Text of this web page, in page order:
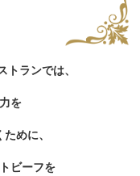
トランでは、
を
めに、
ビーフを